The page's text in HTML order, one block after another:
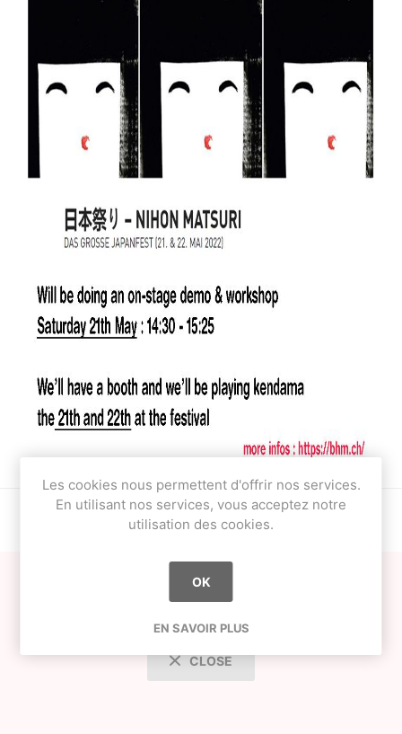
Commentaires
CLOSE
Les cookies nous permettent d'offrir nos services.
En utilisant nos services, vous acceptez notre
utilisation des cookies.
OK
EN SAVOIR PLUS